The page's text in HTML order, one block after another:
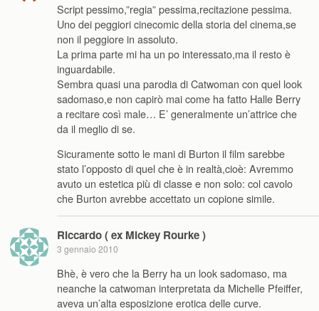
Script pessimo,”regia” pessima,recitazione pessima.
Uno dei peggiori cinecomic della storia del cinema,se
non il peggiore in assoluto.
La prima parte mi ha un po interessato,ma il resto è
inguardabile.
Sembra quasi una parodia di Catwoman con quel look
sadomaso,e non capirò mai come ha fatto Halle Berry
a recitare così male… E’ generalmente un’attrice che
da il meglio di se.
Sicuramente sotto le mani di Burton il film sarebbe
stato l’opposto di quel che è in realtà,cioè: Avremmo
avuto un estetica più di classe e non solo: col cavolo
che Burton avrebbe accettato un copione simile.
Riccardo ( ex Mickey Rourke )
3 gennaio 2010
Bhè, è vero che la Berry ha un look sadomaso, ma
neanche la catwoman interpretata da Michelle Pfeiffer,
aveva un’alta esposizione erotica delle curve.